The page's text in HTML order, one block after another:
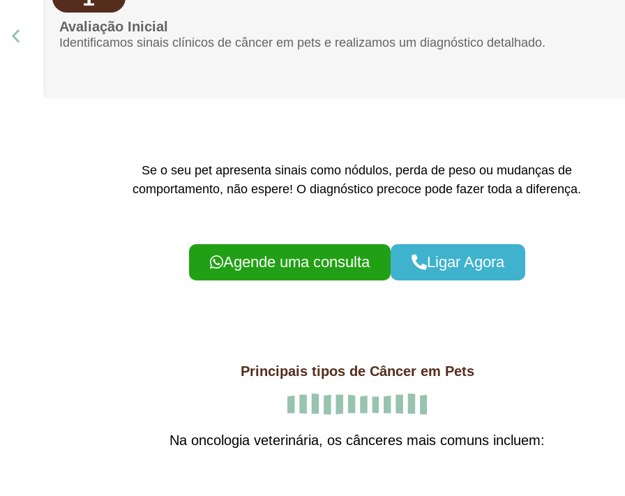
Avaliação Inicial
Identificamos sinais clínicos de câncer em pets e realizamos um diagnóstico detalhado.
Se o seu pet apresenta sinais como nódulos, perda de peso ou mudanças de
comportamento, não espere! O diagnóstico precoce pode fazer toda a diferença.
Agende uma consulta Ligar Agora
Principais tipos de Câncer em Pets
Na oncologia veterinária, os cânceres mais comuns incluem: